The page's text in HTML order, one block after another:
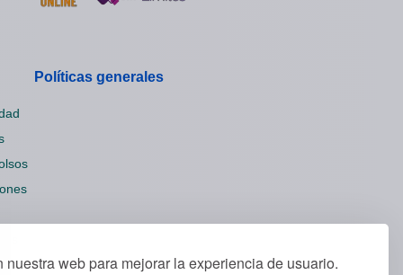
nuestra web para mejorar la experiencia de usuario.
Políticas generales